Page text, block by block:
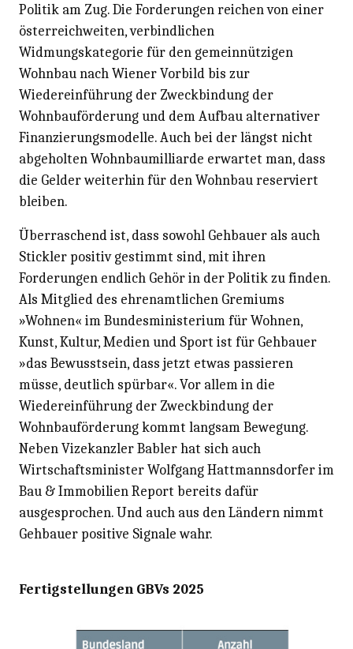
Politik am Zug. Die Forderungen reichen von einer
österreichweiten, verbindlichen
Widmungskategorie für den gemeinnützigen
Wohnbau nach Wiener Vorbild bis zur
Wiedereinführung der Zweckbindung der
Wohnbauförderung und dem Aufbau alternativer
Finanzierungsmodelle. Auch bei der längst nicht
abgeholten Wohnbaumilliarde erwartet man, dass
die Gelder weiterhin für den Wohnbau reserviert
bleiben.
Überraschend ist, dass sowohl Gehbauer als auch
Stickler positiv gestimmt sind, mit ihren
Forderungen endlich Gehör in der Politik zu finden.
Als Mitglied des ehrenamtlichen Gremiums
»Wohnen« im Bundesministerium für Wohnen,
Kunst, Kultur, Medien und Sport ist für Gehbauer
»das Bewusstsein, dass jetzt etwas passieren
müsse, deutlich spürbar«. Vor allem in die
Wiedereinführung der Zweckbindung der
Wohnbauförderung kommt langsam Bewegung.
Neben Vizekanzler Babler hat sich auch
Wirtschaftsminister Wolfgang Hattmannsdorfer im
Bau & Immobilien Report bereits dafür
ausgesprochen. Und auch aus den Ländern nimmt
Gehbauer positive Signale wahr.
Fertigstellungen GBVs 2025